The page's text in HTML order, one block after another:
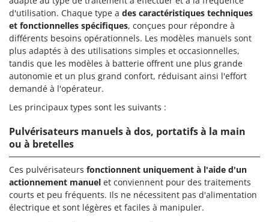
d'utilisation. Chaque type a des caractéristiques techniques
et fonctionnelles spécifiques, conçues pour répondre à
différents besoins opérationnels. Les modèles manuels sont
plus adaptés à des utilisations simples et occasionnelles,
tandis que les modèles à batterie offrent une plus grande
autonomie et un plus grand confort, réduisant ainsi l'effort
demandé à l'opérateur.
Les principaux types sont les suivants :
Pulvérisateurs manuels à dos, portatifs à la main
ou à bretelles
Ces pulvérisateurs fonctionnent uniquement à l'aide d'un
actionnement manuel et conviennent pour des traitements
courts et peu fréquents. Ils ne nécessitent pas d'alimentation
électrique et sont légères et faciles à manipuler.